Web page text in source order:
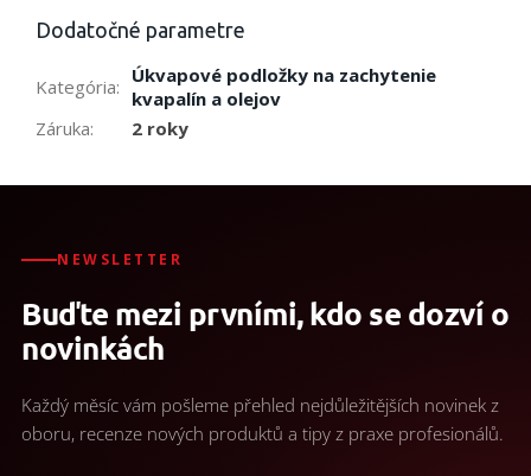
Dodatočné parametre
Kategória: Úkvapové podložky na zachytenie
kvapalín a olejov
Záruka: 2 roky
NEWSLETTER
Buďte mezi prvními, kdo se dozví o
novinkách
Každý měsíc vám pošleme přehled nejdůležitějších novinek z
oboru, recenze nových produktů a tipy z praxe profesionálů.